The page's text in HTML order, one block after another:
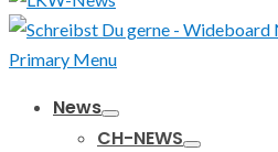
Primary Menu
News
CH-NEWS